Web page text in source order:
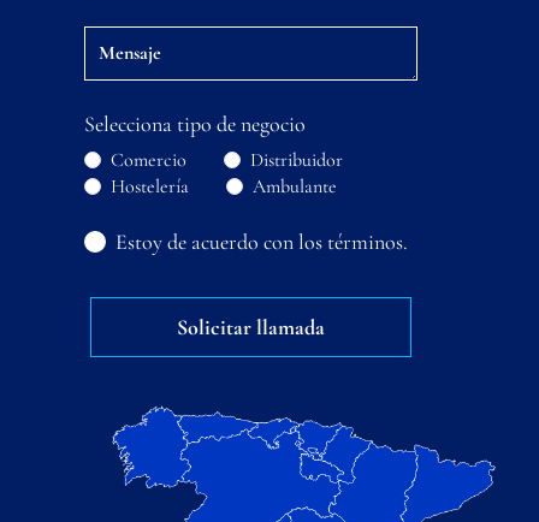
Selecciona tipo de negocio
Comercio
Distribuidor
Hostelería
Ambulante
Estoy de acuerdo con los términos.
Solicitar llamada